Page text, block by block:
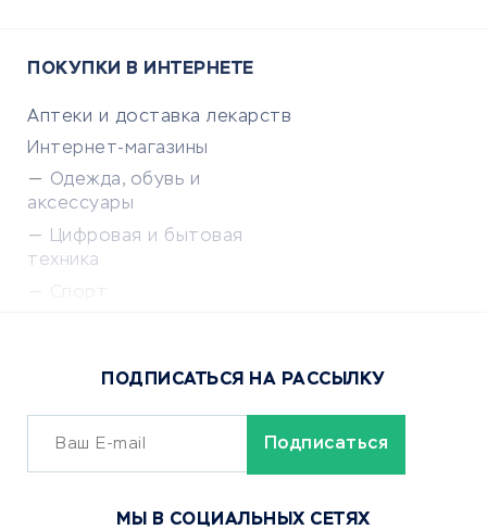
ПОКУПКИ В ИНТЕРНЕТЕ
Аптеки и доставка лекарств
Интернет-магазины
Одежда, обувь и
аксессуары
Цифровая и бытовая
техника
Сервисы доставки
ОБУЧЕНИЕ И РАБОТА
ПОДПИСАТЬСЯ НА РАССЫЛКУ
МЫ В СОЦИАЛЬНЫХ СЕТЯХ